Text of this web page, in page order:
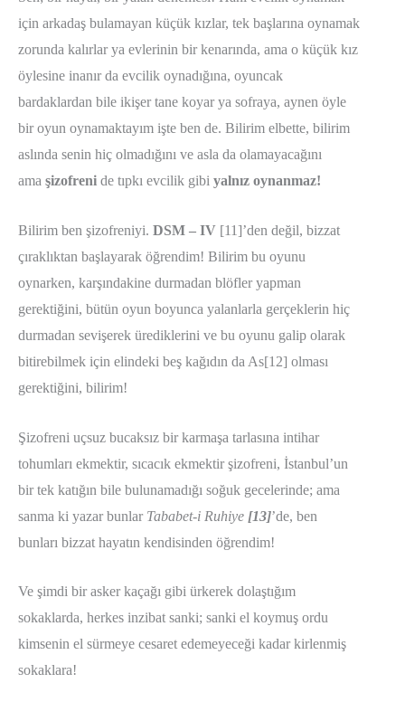
için arkadaş bulamayan küçük kızlar, tek başlarına oynamak
zorunda kalırlar ya evlerinin bir kenarında, ama o küçük kız
öylesine inanır da evcilik oynadığına, oyuncak
bardaklardan bile ikişer tane koyar ya sofraya, aynen öyle
bir oyun oynamaktayım işte ben de. Bilirim elbette, bilirim
aslında senin hiç olmadığını ve asla da olamayacağını
ama şizofreni de tıpkı evcilik gibi yalnız oynanmaz!
Bilirim ben şizofreniyi. DSM – IV [11]’den değil, bizzat
çıraklıktan başlayarak öğrendim! Bilirim bu oyunu
oynarken, karşındakine durmadan blöfler yapman
gerektiğini, bütün oyun boyunca yalanlarla gerçeklerin hiç
durmadan sevişerek ürediklerini ve bu oyunu galip olarak
bitirebilmek için elindeki beş kağıdın da As[12] olması
gerektiğini, bilirim!
Şizofreni uçsuz bucaksız bir karmaşa tarlasına intihar
tohumları ekmektir, sıcacık ekmektir şizofreni, İstanbul’un
bir tek katığın bile bulunamadığı soğuk gecelerinde; ama
sanma ki yazar bunlar Tababet-i Ruhiye [13]’de, ben
bunları bizzat hayatın kendisinden öğrendim!
Ve şimdi bir asker kaçağı gibi ürkerek dolaştığım
sokaklarda, herkes inzibat sanki; sanki el koymuş ordu
kimsenin el sürmeye cesaret edemeyeceği kadar kirlenmiş
sokaklara!